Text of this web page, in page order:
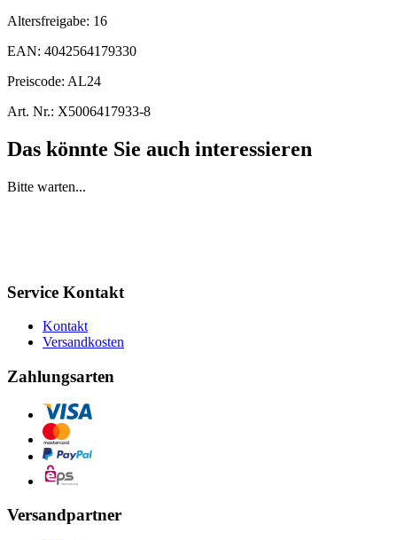
Altersfreigabe: 16
EAN: 4042564179330
Preiscode: AL24
Art. Nr.: X5006417933-8
Das könnte Sie auch interessieren
Bitte warten...
Service Kontakt
Kontakt
Versandkosten
Zahlungsarten
Versandpartner